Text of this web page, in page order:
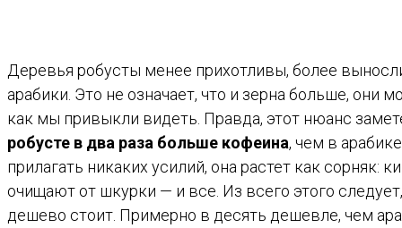
Деревья робусты менее прихотливы, более
арабики. Это не означает, что и зерна больше,
как мы привыкли видеть. Правда, этот нюанс
робусте в два раза больше кофеина, чем в
прилагать никаких усилий, она растет как
очищают от шкурки — и все. Из всего этого
дешево стоит. Примерно в десять дешевле, чем